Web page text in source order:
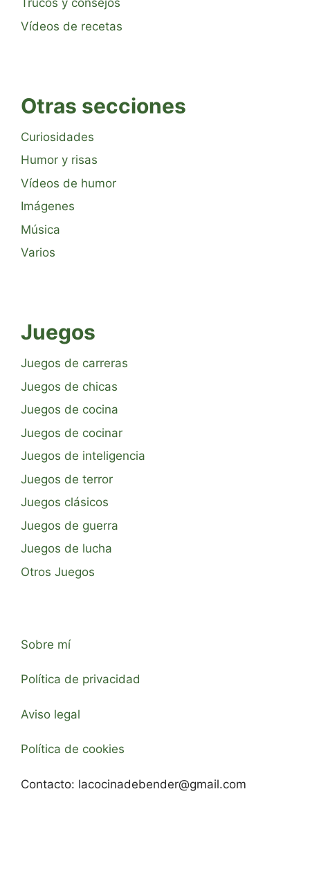
Trucos y consejos
Vídeos de recetas
Otras secciones
Curiosidades
Humor y risas
Vídeos de humor
Imágenes
Música
Varios
Juegos
Juegos de carreras
Juegos de chicas
Juegos de cocina
Juegos de cocinar
Juegos de inteligencia
Juegos de terror
Juegos clásicos
Juegos de guerra
Juegos de lucha
Otros Juegos
Sobre mí
Política de privacidad
Aviso legal
Política de cookies
Contacto: lacocinadebender@gmail.com